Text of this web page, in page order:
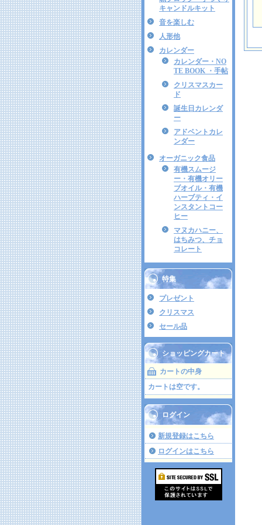
キャンドルキット
音を楽しむ
人形他
カレンダー
カレンダー・NO
TE BOOK ・手帖
クリスマスカー
ド
誕生日カレンダ
ー
アドベントカレ
ンダー
オーガニック食品
有機スムージ
ー・有機オリー
ブオイル・有機
ハーブティ・イ
ンスタントコー
ヒー
マヌカハニー、
はちみつ、チョ
コレート
特集
プレゼント
クリスマス
セール品
ショッピングカート
カートの中身
カートは空です。
ログイン
新規登録はこちら
ログインはこちら